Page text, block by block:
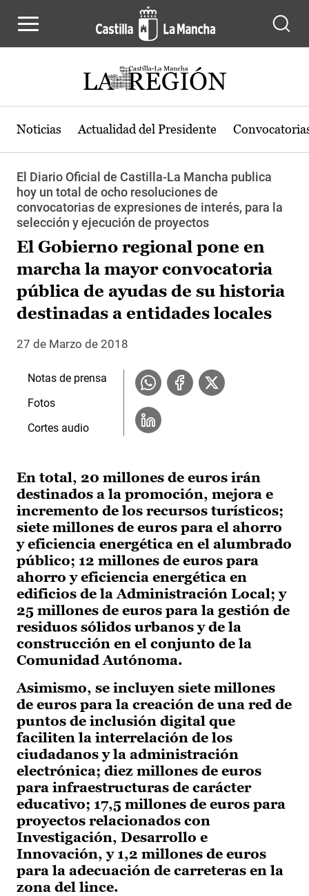
Noticias Actualidad del Presidente
El Diario Oficial de Castilla-La Mancha publica
hoy un total de ocho resoluciones de
convocatorias de expresiones de interés, para la
selección y ejecución de proyectos
El Gobierno regional pone en
marcha la mayor convocatoria
pública de ayudas de su historia
destinadas a entidades locales
27 de Marzo de 2018
En total, 20 millones de euros irán
destinados a la promoción, mejora e
incremento de los recursos turísticos;
siete millones de euros para el ahorro
y eficiencia energética en el alumbrado
público; 12 millones de euros para
ahorro y eficiencia energética en
edificios de la Administración Local; y
25 millones de euros para la gestión de
residuos sólidos urbanos y de la
construcción en el conjunto de la
Comunidad Autónoma.
Asimismo, se incluyen siete millones
de euros para la creación de una red de
puntos de inclusión digital que
faciliten la interrelación de los
ciudadanos y la administración
electrónica; diez millones de euros
para infraestructuras de carácter
educativo; 17,5 millones de euros para
proyectos relacionados con
Investigación, Desarrollo e
Innovación, y 1,2 millones de euros
para la adecuación de carreteras en la
zona del lince.
Notas de prensa
Fotos
Cortes audio